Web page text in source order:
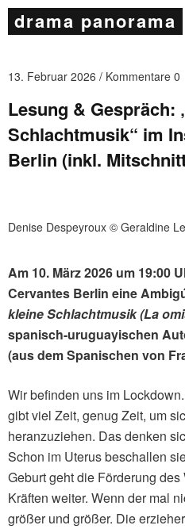
drama panorama
13. Februar 2026 Kommentare 0
Lesung & Gespräch:
Schlachtmusik“ im
Berlin (inkl.
Denise Despeyroux © Geraldine
Am 10. März 2026 um 19:00
Cervantes Berlin eine
kleine Schlachtmusik (La
spanisch-uruguayischen
(aus dem Spanischen von
Wir befinden uns im
gibt viel Zeit, genug Zeit, um
heranzuziehen. Das denken
Schon im Uterus beschallen
Geburt geht die Förderung
Kräften weiter. Wenn der mal
größer und größer. Die